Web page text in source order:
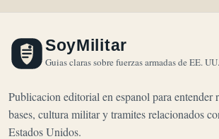
SoyMilitar
Guias claras sobre fuerzas armadas de EE. UU.
Publicacion editorial en espanol para entender
bases, cultura militar y tramites relacionados
Estados Unidos.